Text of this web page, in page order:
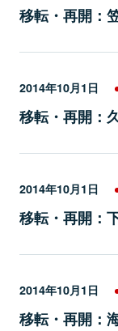
移転・再開：
2014年10月1日
移転・再開：
2014年10月1日
移転・再開：
2014年10月1日
移転・再開：